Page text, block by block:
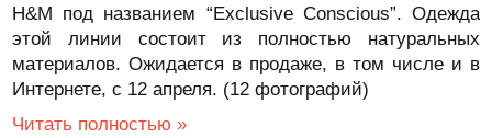
H&M под названием “Exclusive Conscious”. Одежда
этой линии состоит из полностью натуральных
материалов. Ожидается в продаже, в том числе и в
Интернете, с 12 апреля. (12 фотографий)
Читать полностью »